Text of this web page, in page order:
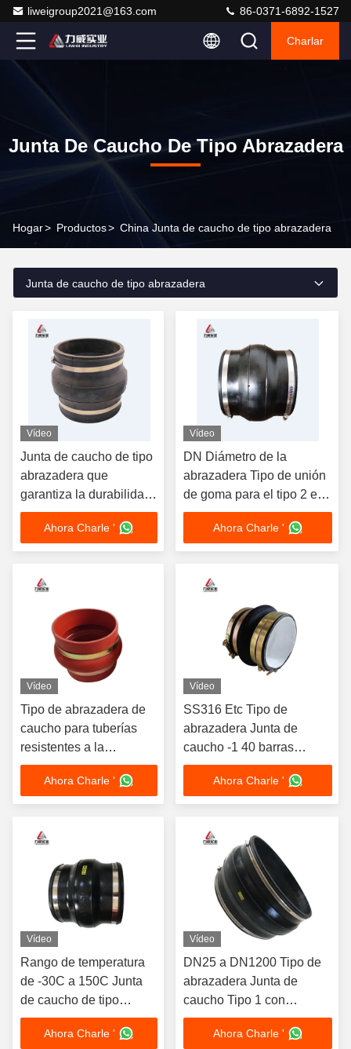
liweigroup2021@163.com 86-0371-6892-1527
Charlar
Junta De Caucho De Tipo Abrazadera
Hogar> Productos> China Junta de caucho de tipo abrazadera
Junta de caucho de tipo abrazadera
Vídeo
Junta de caucho de tipo
abrazadera que
garantiza la durabilidad
de la conexión sin
costuras y la absorción
de vibraciones en los
transferencia de fluidos
Ahora Charle '
Vídeo
DN Diámetro de la
abrazadera Tipo de unión
de goma para el tipo 2 eje
y desplazamiento radial
Ahora Charle '
Vídeo
Tipo de abrazadera de
caucho para tuberías
resistentes a la
corrosión
Ahora Charle '
Vídeo
SS316 Etc Tipo de
abrazadera Junta de
caucho -1 40 barras
Desplazamiento del eje
Desplazamiento radial
TIPO 2
Ahora Charle '
Vídeo
Rango de temperatura
de -30C a 150C Junta
de caucho de tipo
abrazadera para el
sistema de tuberías y
Ahora Charle '
Vídeo
DN25 a DN1200 Tipo de
abrazadera Junta de
caucho Tipo 1 con
desplazamiento de flexión
Ahora Charle '